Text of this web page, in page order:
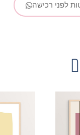
לפני רכישה